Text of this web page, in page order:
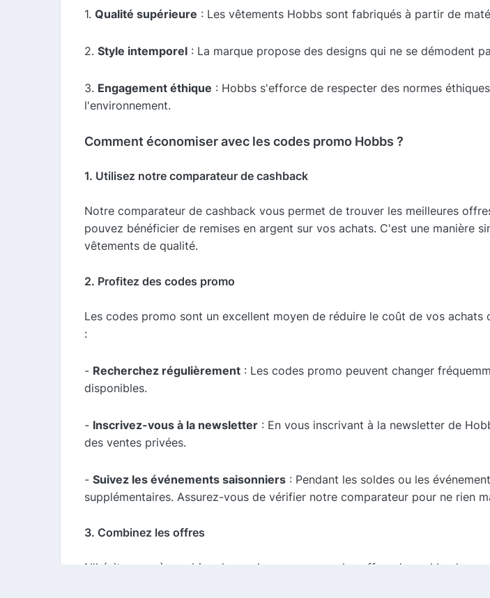
1. Qualité supérieure : Les vêtements Hobbs sont fabriqués à partir de
2. Style intemporel : La marque propose des designs qui ne se démodent
3. Engagement éthique : Hobbs s'efforce de respecter des normes
l'environnement.
Comment économiser avec les codes promo Hobbs ?
1. Utilisez notre comparateur de cashback
Notre comparateur de cashback vous permet de trouver les meilleures
pouvez bénéficier de remises en argent sur vos achats. C'est une manière
vêtements de qualité.
2. Profitez des codes promo
Les codes promo sont un excellent moyen de réduire le coût de vos
:
- Recherchez régulièrement : Les codes promo peuvent changer
disponibles.
- Inscrivez-vous à la newsletter : En vous inscrivant à la newsletter de
des ventes privées.
- Suivez les événements saisonniers : Pendant les soldes ou les
supplémentaires. Assurez-vous de vérifier notre comparateur pour ne rien
3. Combinez les offres
N'hésitez pas à combiner les codes promo avec les offres de cashback